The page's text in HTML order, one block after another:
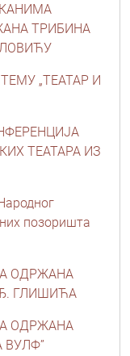
ТРИБИНА
„ТЕАТАР И
ТЕАТАРА ИЗ
позоришта
ОДРЖАНА
ГЛИШИЋА
ОДРЖАНА